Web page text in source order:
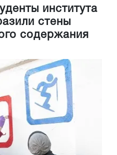
института
стены
содержания